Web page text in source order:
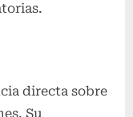
directa sobre
Su